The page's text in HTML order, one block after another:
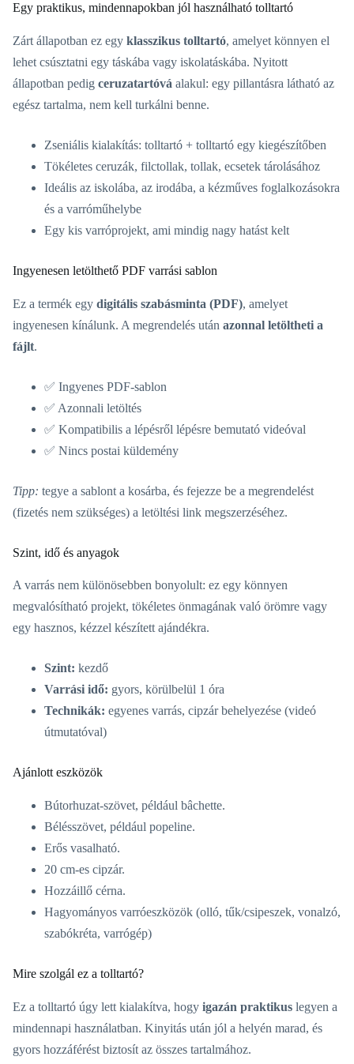
Egy praktikus, mindennapokban jól használható tolltartó
Zárt állapotban ez egy klasszikus tolltartó, amelyet könnyen el
lehet csúsztatni egy táskába vagy iskolatáskába. Nyitott
állapotban pedig ceruzatartóvá alakul: egy pillantásra látható az
egész tartalma, nem kell turkálni benne.
Zseniális kialakítás: tolltartó + tolltartó egy kiegészítőben
Tökéletes ceruzák, filctollak, tollak, ecsetek tárolásához
Ideális az iskolába, az irodába, a kézműves foglalkozásokra
és a varróműhelybe
Egy kis varróprojekt, ami mindig nagy hatást kelt
Ingyenesen letölthető PDF varrási sablon
Ez a termék egy digitális szabásminta (PDF), amelyet
ingyenesen kínálunk. A megrendelés után azonnal letöltheti a
fájlt.
✅ Ingyenes PDF-sablon
✅ Azonnali letöltés
✅ Kompatibilis a lépésről lépésre bemutató videóval
✅ Nincs postai küldemény
Tipp: tegye a sablont a kosárba, és fejezze be a megrendelést
(fizetés nem szükséges) a letöltési link megszerzéséhez.
Szint, idő és anyagok
A varrás nem különösebben bonyolult: ez egy könnyen
megvalósítható projekt, tökéletes önmagának való örömre vagy
egy hasznos, kézzel készített ajándékra.
Szint: kezdő
Varrási idő: gyors, körülbelül 1 óra
Technikák: egyenes varrás, cipzár behelyezése (videó
útmutatóval)
Ajánlott eszközök
Bútorhuzat-szövet, például bâchette.
Bélésszövet, például popeline.
Erős vasalható.
20 cm-es cipzár.
Hozzáillő cérna.
Hagyományos varróeszközök (olló, tűk/csipeszek, vonalzó,
szabókréta, varrógép)
Mire szolgál ez a tolltartó?
Ez a tolltartó úgy lett kialakítva, hogy igazán praktikus legyen a
mindennapi használatban. Kinyitás után jól a helyén marad, és
gyors hozzáférést biztosít az összes tartalmához.